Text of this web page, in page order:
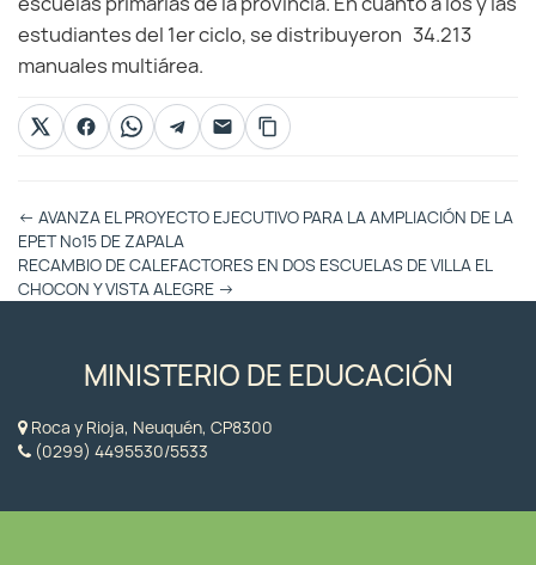
estudiantes del 1er ciclo, se distribuyeron 34.213
manuales multiárea.
Otras
Entradas
← AVANZA EL PROYECTO EJECUTIVO PARA LA AMPLIACIÓN DE LA
EPET Nº15 DE ZAPALA
RECAMBIO DE CALEFACTORES EN DOS ESCUELAS DE VILLA EL
CHOCON Y VISTA ALEGRE →
MINISTERIO DE EDUCACIÓN
Roca y Rioja, Neuquén, CP8300
(0299) 4495530/5533